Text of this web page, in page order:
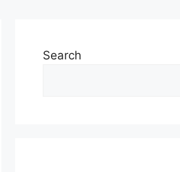
Search